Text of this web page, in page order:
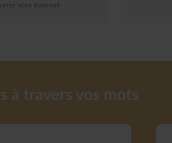
vous épanouir.
à travers vos mots